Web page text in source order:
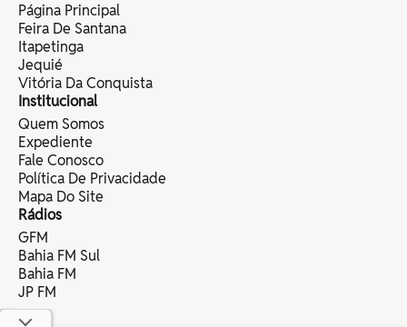
Página Principal
Feira De Santana
Itapetinga
Jequié
Vitória Da Conquista
Institucional
Quem Somos
Expediente
Fale Conosco
Política De Privacidade
Mapa Do Site
Rádios
GFM
Bahia FM Sul
Bahia FM
JP FM